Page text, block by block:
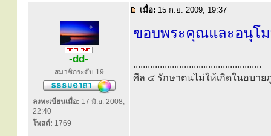
เมื่อ: 15 ก.ย. 2009, 19:37
-dd-
สมาชิกระดับ 19
ลงทะเบียนเมื่อ: 17 มิ.ย. 2008,
22:40
โพสต์: 1769
ขอบพระคุณและอนุโ
.....................................................
ศีล ๕ รักษาตนไม่ให้เกิดในอบาย